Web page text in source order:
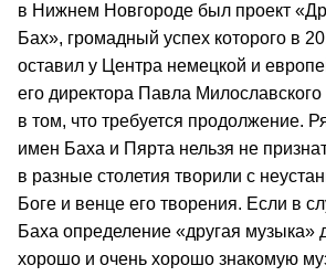
в Нижнем Новгороде был проект
Бах», громадный успех которого в
оставил у Центра немецкой и
его ди⁠ректора Павла
в том, что требуется продолжение.
имен Баха и Пярта нельзя не
в разные столетия творили с
Боге и венце его творения. Если в
Баха определение «другая музыка»
хорошо и очень хорошо знакомую